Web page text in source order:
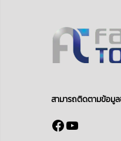
สามารถติดตามข้อมูล
Facebook
YouTube